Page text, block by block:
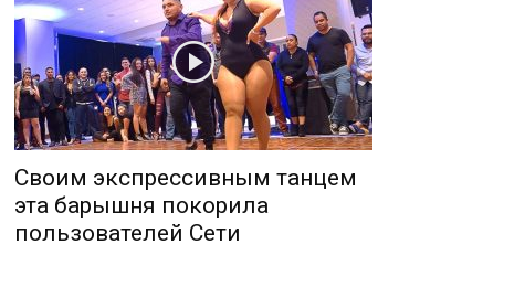
Своим экспрессивным танцем
эта барышня покорила
пользователей Сети